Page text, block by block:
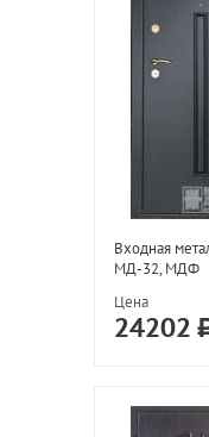
Входная
МД-32, МДФ
Цена
24202